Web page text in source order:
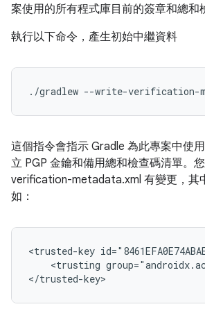
案使用的所有程式庫目前的簽章和總和
執行以下命令，產生初始中繼資料
這個指令會指示 Gradle 為此專案中使
立 PGP 金鑰和備用總和檢查碼清單。
verification-metadata.xml 有變更，其
如：
<trusted-key
<trusting